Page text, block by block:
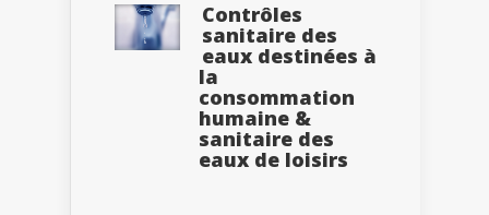
Contrôles
sanitaire des
eaux destinées à
la
consommation
humaine &
sanitaire des
eaux de loisirs